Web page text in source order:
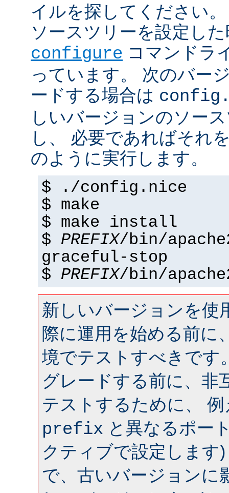
イルを探してください
ソースツリーを設定し
configure コマンドラ
っています。 次のバー
ードする場合は
しいバージョンのソー
し、 必要であればそれ
のように実行します。
$ ./config.nice
$ make
$ make install
$ PREFIX/bin/
graceful-stop
$ PREFIX/bin/
新しいバージョンを使
際に運用を始める前に
境でテストすべきです
グレードする前に、非
テストするために、
prefix と異なるポー
クティブで設定します
で、古いバージョンに